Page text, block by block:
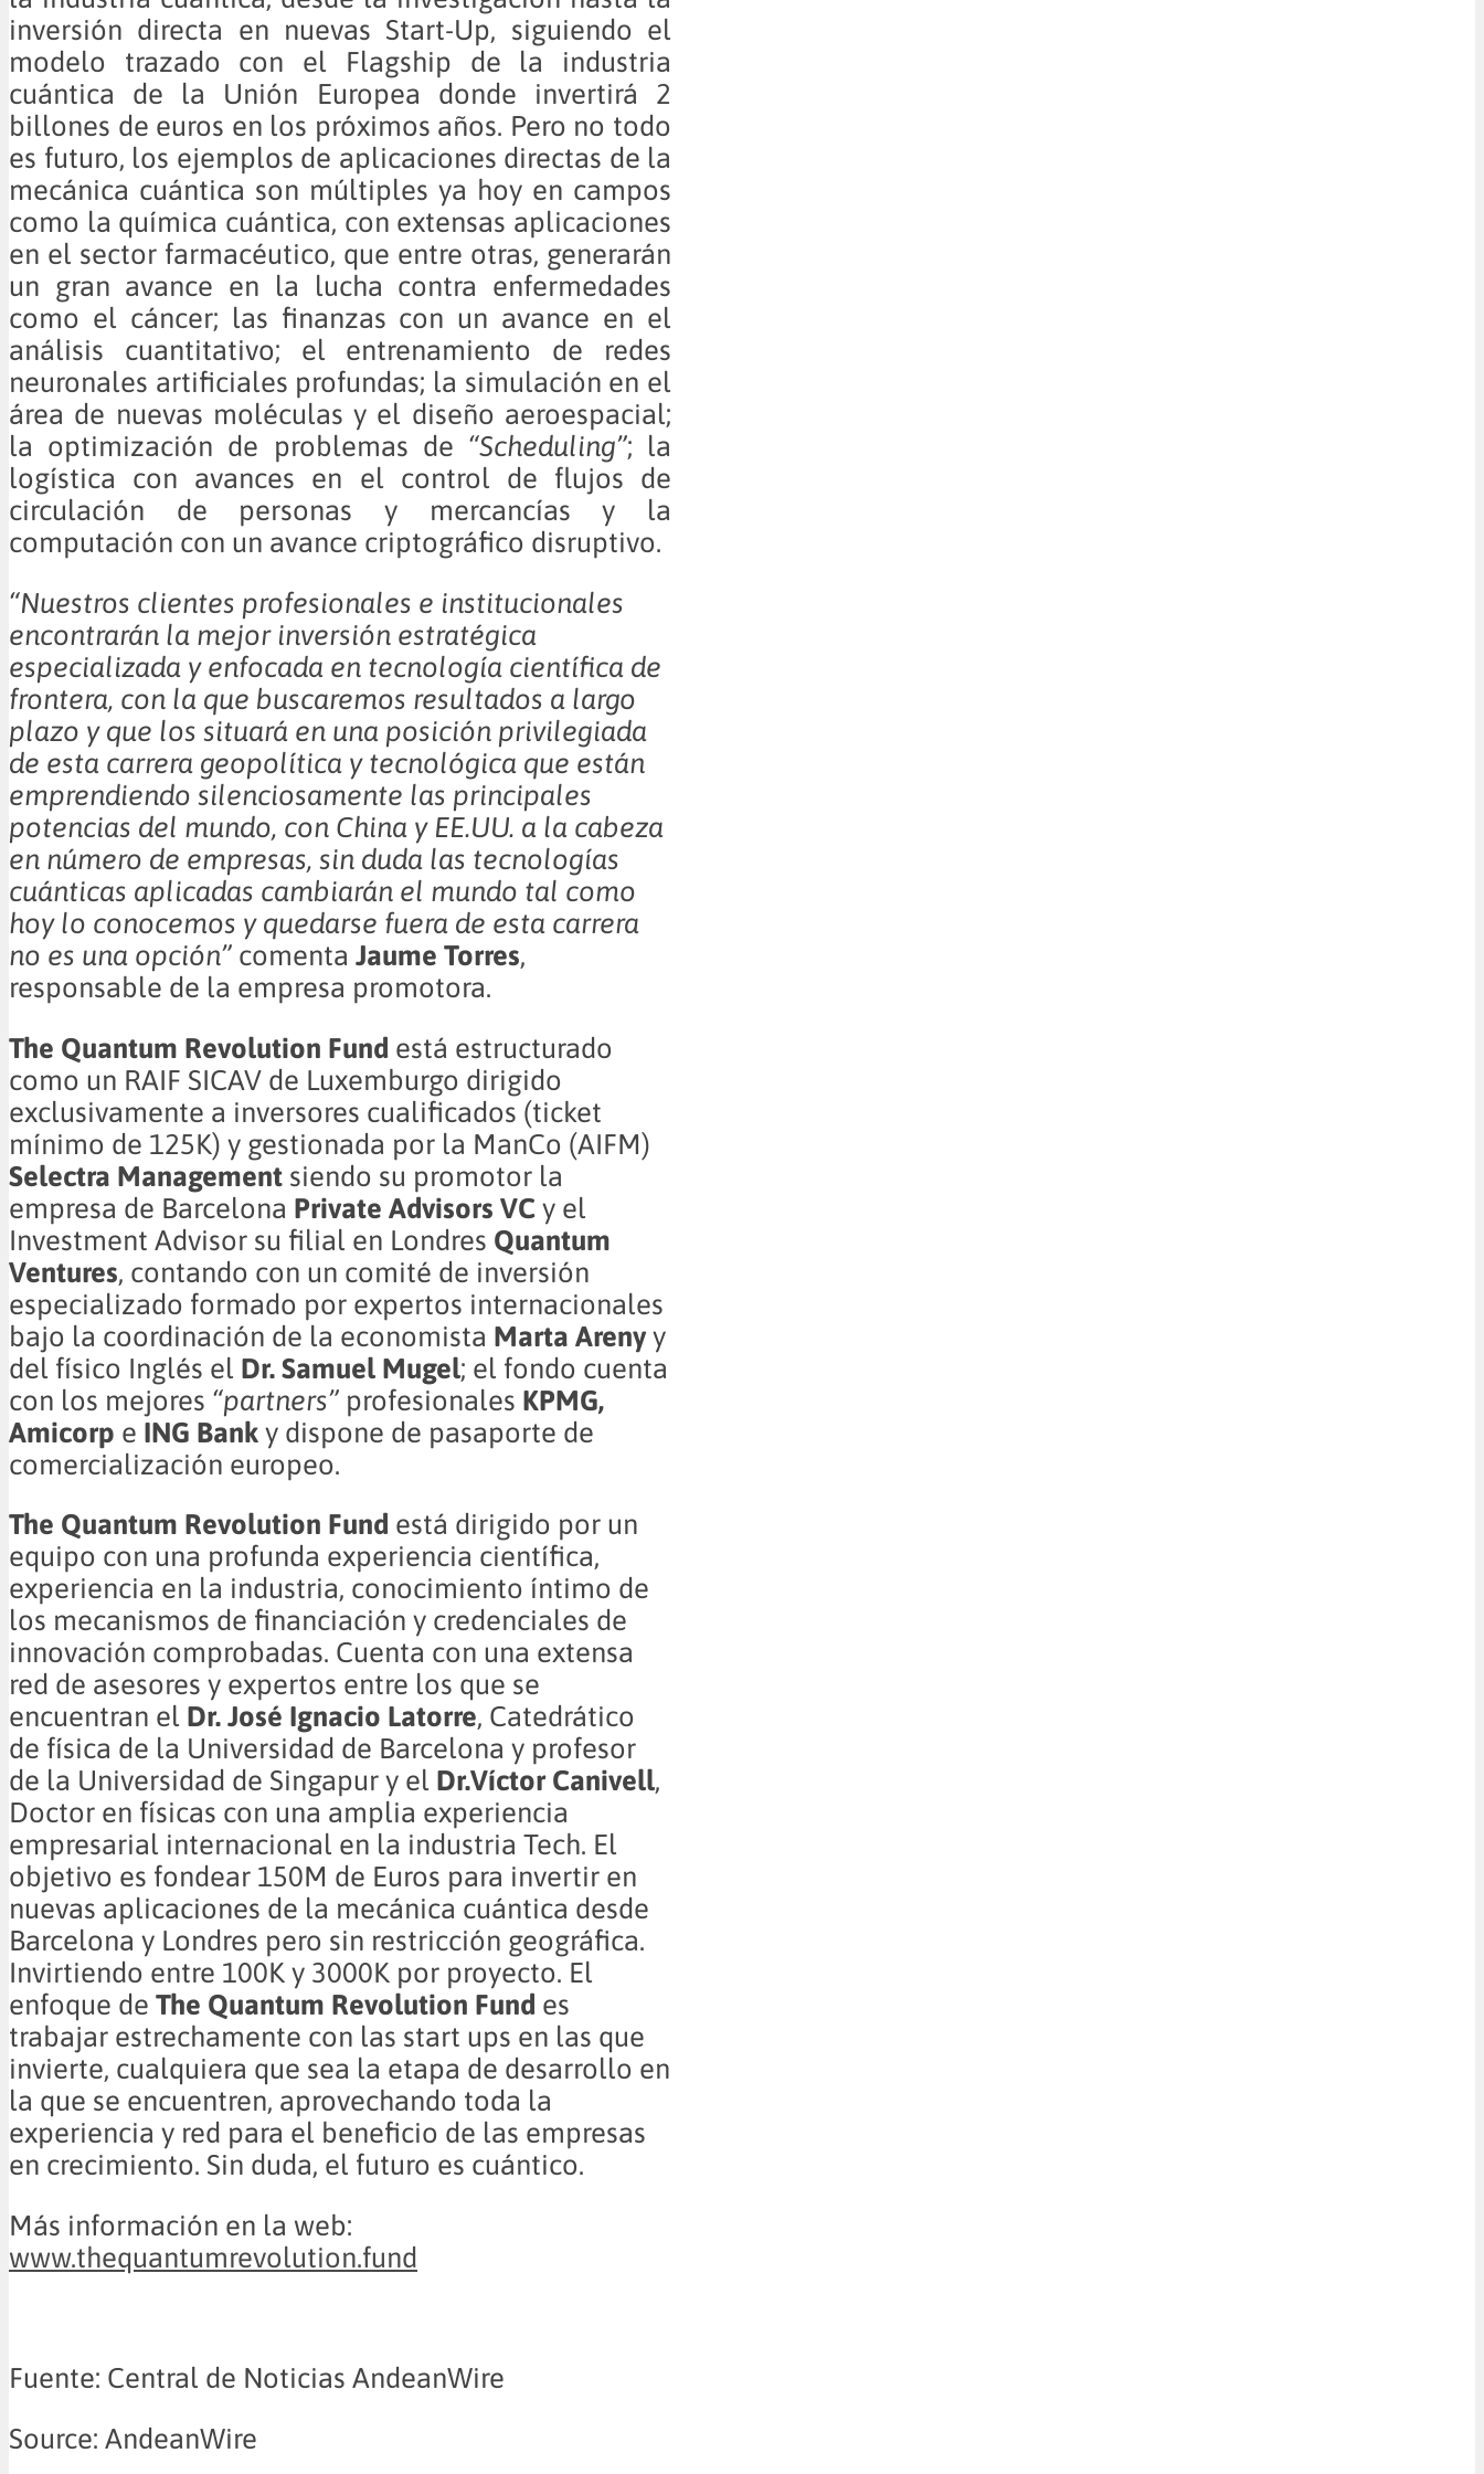
inversión directa en nuevas Start-Up, siguiendo el
modelo trazado con el Flagship de la industria
cuántica de la Unión Europea donde invertirá 2
billones de euros en los próximos años. Pero no todo
es futuro, los ejemplos de aplicaciones directas de la
mecánica cuántica son múltiples ya hoy en campos
como la química cuántica, con extensas aplicaciones
en el sector farmacéutico, que entre otras, generarán
un gran avance en la lucha contra enfermedades
como el cáncer; las finanzas con un avance en el
análisis cuantitativo; el entrenamiento de redes
neuronales artificiales profundas; la simulación en el
área de nuevas moléculas y el diseño aeroespacial;
la optimización de problemas de “Scheduling”; la
logística con avances en el control de flujos de
circulación de personas y mercancías y la
computación con un avance criptográfico disruptivo.
“Nuestros clientes profesionales e institucionales
encontrarán la mejor inversión estratégica
especializada y enfocada en tecnología científica de
frontera, con la que buscaremos resultados a largo
plazo y que los situará en una posición privilegiada
de esta carrera geopolítica y tecnológica que están
emprendiendo silenciosamente las principales
potencias del mundo, con China y EE.UU. a la cabeza
en número de empresas, sin duda las tecnologías
cuánticas aplicadas cambiarán el mundo tal como
hoy lo conocemos y quedarse fuera de esta carrera
no es una opción” comenta Jaume Torres,
responsable de la empresa promotora.
The Quantum Revolution Fund está estructurado
como un RAIF SICAV de Luxemburgo dirigido
exclusivamente a inversores cualificados (ticket
mínimo de 125K) y gestionada por la ManCo (AIFM)
Selectra Management siendo su promotor la
empresa de Barcelona Private Advisors VC y el
Investment Advisor su filial en Londres Quantum
Ventures, contando con un comité de inversión
especializado formado por expertos internacionales
bajo la coordinación de la economista Marta Arenyy
del físico Inglés el Dr. Samuel Mugel; el fondo cuenta
con los mejores “partners” profesionales KPMG,
Amicorp e ING Bank y dispone de pasaporte de
comercialización europeo.
The Quantum Revolution Fund está dirigido por un
equipo con una profunda experiencia científica,
experiencia en la industria, conocimiento íntimo de
los mecanismos de financiación y credenciales de
innovación comprobadas. Cuenta con una extensa
red de asesores y expertos entre los que se
encuentran el Dr. José Ignacio Latorre, Catedrático
de física de la Universidad de Barcelona y profesor
de la Universidad de Singapur y el Dr.Víctor Canivell,
Doctor en físicas con una amplia experiencia
empresarial internacional en la industria Tech. El
objetivo es fondear 150M de Euros para invertir en
nuevas aplicaciones de la mecánica cuántica desde
Barcelona y Londres pero sin restricción geográfica.
Invirtiendo entre 100K y 3000K por proyecto. El
enfoque de The Quantum Revolution Fund es
trabajar estrechamente con las start ups en las que
invierte, cualquiera que sea la etapa de desarrollo en
la que se encuentren, aprovechando toda la
experiencia y red para el beneficio de las empresas
en crecimiento. Sin duda, el futuro es cuántico.
Más información en la web:
www.thequantumrevolution.fund
Fuente: Central de Noticias AndeanWire
Source: AndeanWire